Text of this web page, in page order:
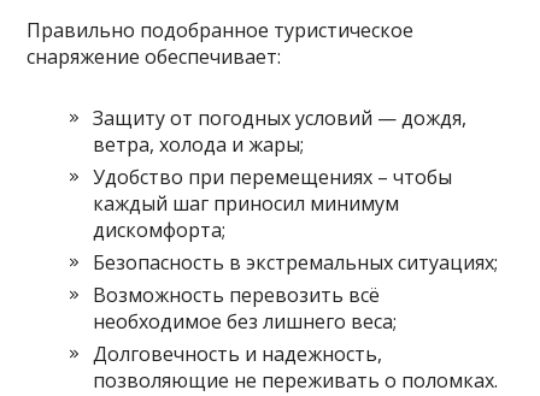
Правильно подобранное туристическое
снаряжение обеспечивает:
Защиту от погодных условий — дождя,
ветра, холода и жары;
Удобство при перемещениях – чтобы
каждый шаг приносил минимум
дискомфорта;
Безопасность в экстремальных ситуациях;
Возможность перевозить всё
необходимое без лишнего веса;
Долговечность и надежность,
позволяющие не переживать о поломках.